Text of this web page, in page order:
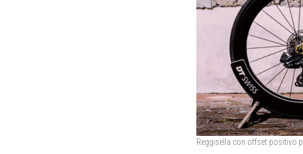
Reggisella con offset positivo